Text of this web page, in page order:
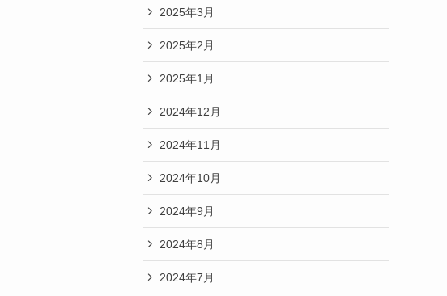
2025年3月
2025年2月
2025年1月
2024年12月
2024年11月
2024年10月
2024年9月
2024年8月
2024年7月